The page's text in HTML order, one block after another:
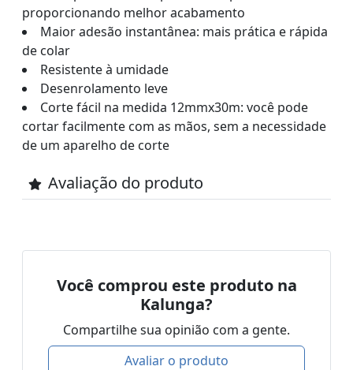
proporcionando melhor acabamento
Maior adesão instantânea: mais prática e rápida
de colar
Resistente à umidade
Desenrolamento leve
Corte fácil na medida 12mmx30m: você pode
cortar facilmente com as mãos, sem a necessidade
de um aparelho de corte
Avaliação do produto
Você comprou este produto na
Kalunga?
Compartilhe sua opinião com a gente.
Avaliar o produto